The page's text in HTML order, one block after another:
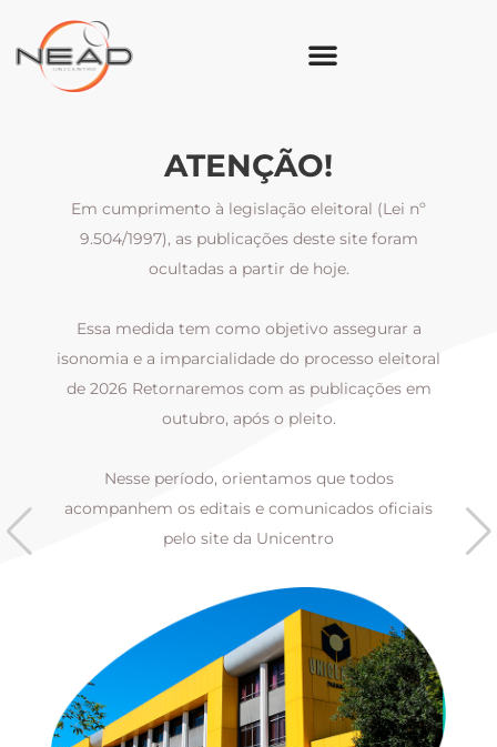
ATENÇÃO!
Em cumprimento à legislação eleitoral (Lei nº
9.504/1997), as publicações deste site foram
ocultadas a partir de hoje.
Essa medida tem como objetivo assegurar a
isonomia e a imparcialidade do processo eleitoral
de 2026 Retornaremos com as publicações em
outubro, após o pleito.
Nesse período, orientamos que todos
acompanhem os editais e comunicados oficiais
pelo site da Unicentro